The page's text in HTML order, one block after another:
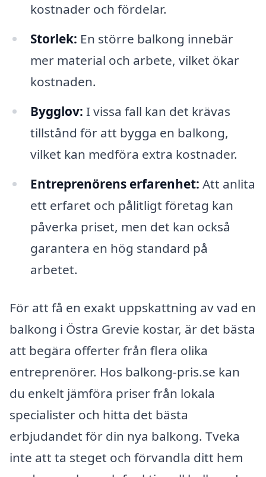
kostnader och fördelar.
Storlek: En större balkong innebär
mer material och arbete, vilket ökar
kostnaden.
Bygglov: I vissa fall kan det krävas
tillstånd för att bygga en balkong,
vilket kan medföra extra kostnader.
Entreprenörens erfarenhet: Att anlita
ett erfaret och pålitligt företag kan
påverka priset, men det kan också
garantera en hög standard på
arbetet.
För att få en exakt uppskattning av vad en
balkong i Östra Grevie kostar, är det bästa
att begära offerter från flera olika
entreprenörer. Hos balkong-pris.se kan
du enkelt jämföra priser från lokala
specialister och hitta det bästa
erbjudandet för din nya balkong. Tveka
inte att ta steget och förvandla ditt hem